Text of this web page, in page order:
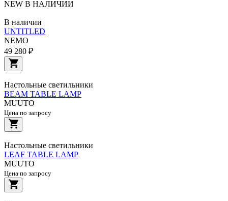
NEW В НАЛИЧИИ
В наличии
UNTITLED
NEMO
49 280 ₽
Настольные светильники
BEAM TABLE LAMP
MUUTO
Цена по запросу
Настольные светильники
LEAF TABLE LAMP
MUUTO
Цена по запросу